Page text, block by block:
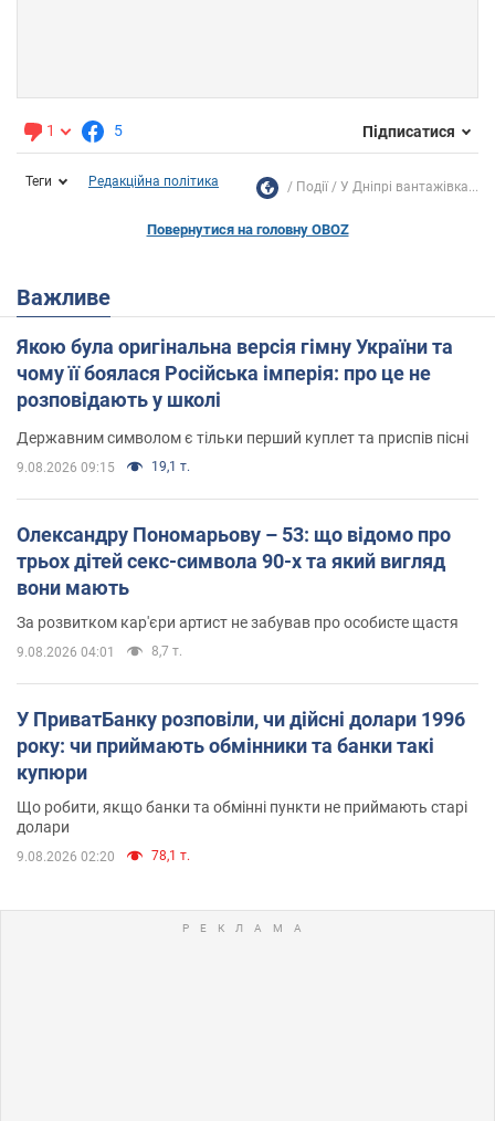
1 5 Підписатися
Теги Редакційна політика Події У Дніпрі вантажівка...
Повернутися на головну OBOZ
Важливе
Якою була оригінальна версія гімну України та
чому її боялася Російська імперія: про це не
розповідають у школі
Державним символом є тільки перший куплет та приспів пісні
9.08.2026 09:15 19,1 т.
Олександру Пономарьову – 53: що відомо про
трьох дітей секс-символа 90-х та який вигляд
вони мають
За розвитком кар'єри артист не забував про особисте щастя
9.08.2026 04:01 8,7 т.
У ПриватБанку розповіли, чи дійсні долари 1996
року: чи приймають обмінники та банки такі
купюри
Що робити, якщо банки та обмінні пункти не приймають старі
долари
9.08.2026 02:20 78,1 т.